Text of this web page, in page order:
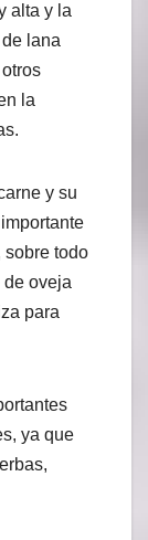
alta y la
lana
la
y su
sobre todo
de oveja
para
ya que